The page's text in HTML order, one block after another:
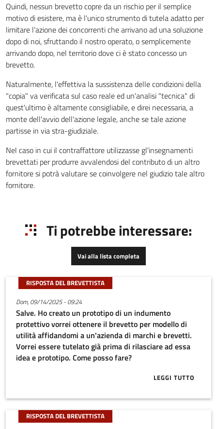
Quindi, nessun brevetto copre da un rischio per il semplice
motivo di esistere, ma è l'unico strumento di tutela adatto per
limitare l'azione dei concorrenti che arrivano ad una soluzione
dopo di noi, sfruttando il nostro operato, o semplicemente
arrivando dopo, nel territorio dove ci è stato concesso un
brevetto.
Naturalmente, l'effettiva la sussistenza delle condizioni della
"copia" va verificata sul caso reale ed un'analisi "tecnica" di
quest'ultimo è altamente consigliabile, e direi necessaria, a
monte dell'avvio dell'azione legale, anche se tale azione
partisse in via stra-giudiziale.
Nel caso in cui il contraffattore utilizzasse gl'insegnamenti
brevettati per produrre avvalendosi del contributo di un altro
fornitore si potrà valutare se coinvolgere nel giudizio tale altro
fornitore.
Ti potrebbe interessare:
Vai alla lista completa
RISPOSTA DEL BREVETTISTA
Dom, 09/14/2025 - 09:24
Salve. Ho creato un prototipo di un indumento
protettivo vorrei ottenere il brevetto per modello di
utilità affidandomi a un'azienda di marchi e brevetti.
Vorrei essere tutelato già prima di rilasciare ad essa
idea e prototipo. Come posso fare?
LEGGI TUTTO
ABOUT
RISPOSTA DEL BREVETTISTA